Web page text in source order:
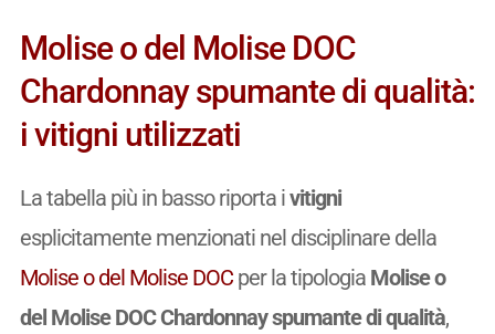
Molise o del Molise DOC
Chardonnay spumante di qualità:
i vitigni utilizzati
La tabella più in basso riporta ivitigni
esplicitamente menzionati nel disciplinare della
Molise o del Molise DOCper la tipologia Molise o
del Molise DOC Chardonnay spumante di qualità,